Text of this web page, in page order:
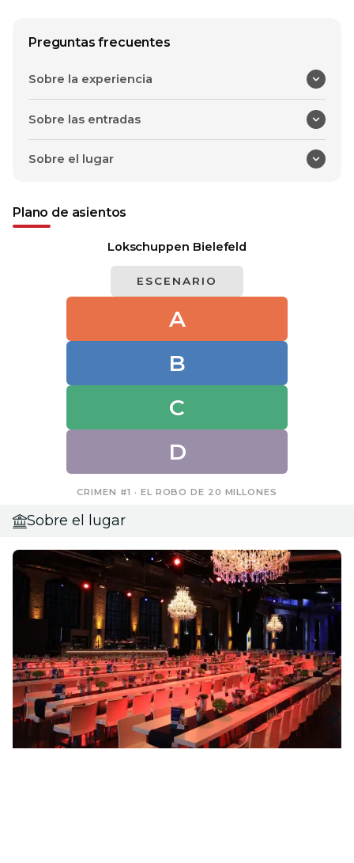
Preguntas frecuentes
Sobre la experiencia
Sobre las entradas
Sobre el lugar
Plano de asientos
Lokschuppen Bielefeld
ESCENARIO
A
B
C
D
CRIMEN #1 · EL ROBO DE 20 MILLONES
Sobre el lugar